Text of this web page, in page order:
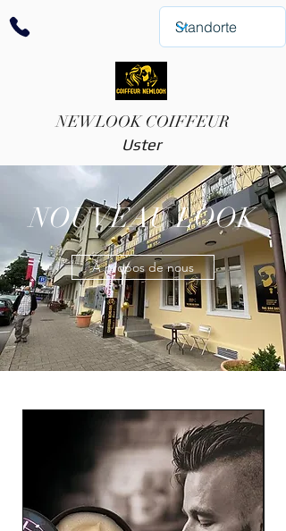
NEWLOOK COIFFEUR
Uster
NOUVEAU LOOK
À propos de nous